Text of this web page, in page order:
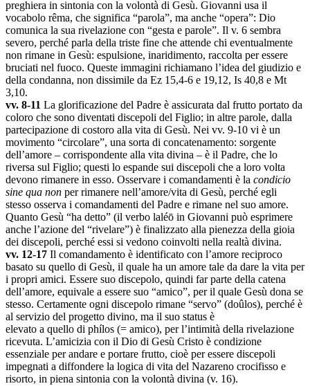
preghiera in sintonia con la volontà di Gesù. Giovanni usa il
vocabolo rêma, che significa “parola”, ma anche “opera”: Dio
comunica la sua rivelazione con “gesta e parole”. Il v. 6 sembra
severo, perché parla della triste fine che attende chi eventualmente
non rimane in Gesù: espulsione, inaridimento, raccolta per essere
bruciati nel fuoco. Queste immagini richiamano l’idea del giudizio e
della condanna, non dissimile da Ez 15,4-6 e 19,12, Is 40,8 e Mt
3,10.
vv. 8-11 La glorificazione del Padre è assicurata dal frutto portato da
coloro che sono diventati discepoli del Figlio; in altre parole, dalla
partecipazione di costoro alla vita di Gesù. Nei vv. 9-10 vi è un
movimento “circolare”, una sorta di concatenamento: sorgente
dell’amore – corrispondente alla vita divina – è il Padre, che lo
riversa sul Figlio; questi lo espande sui discepoli che a loro volta
devono rimanere in esso. Osservare i comandamenti è la condicio
sine qua non per rimanere nell’amore/vita di Gesù, perché egli
stesso osserva i comandamenti del Padre e rimane nel suo amore.
Quanto Gesù “ha detto” (il verbo laléō in Giovanni può esprimere
anche l’azione del “rivelare”) è finalizzato alla pienezza della gioia
dei discepoli, perché essi si vedono coinvolti nella realtà divina.
vv. 12-17 Il comandamento è identificato con l’amore reciproco
basato su quello di Gesù, il quale ha un amore tale da dare la vita per
i propri amici. Essere suo discepolo, quindi far parte della catena
dell’amore, equivale a essere suo “amico”, per il quale Gesù dona se
stesso. Certamente ogni discepolo rimane “servo” (doûlos), perché è
al servizio del progetto divino, ma il suo status è
elevato a quello di phílos (= amico), per l’intimità della rivelazione
ricevuta. L’amicizia con il Dio di Gesù Cristo è condizione
essenziale per andare e portare frutto, cioè per essere discepoli
impegnati a diffondere la logica di vita del Nazareno crocifisso e
risorto, in piena sintonia con la volontà divina (v. 16).